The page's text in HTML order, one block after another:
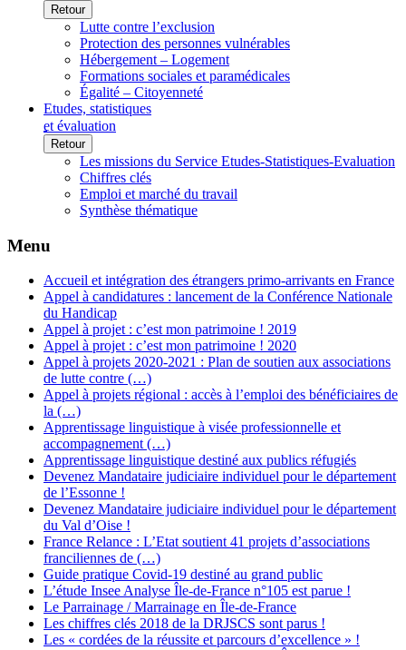
Retour
Lutte contre l’exclusion
Protection des personnes vulnérables
Hébergement – Logement
Formations sociales et paramédicales
Égalité – Citoyenneté
Etudes, statistiques
et évaluation
Retour
Les missions du Service Etudes-Statistiques-Evaluation
Chiffres clés
Emploi et marché du travail
Synthèse thématique
Menu
Accueil et intégration des étrangers primo-arrivants en France
Appel à candidatures : lancement de la Conférence Nationale
du Handicap
Appel à projet : c’est mon patrimoine ! 2019
Appel à projet : c’est mon patrimoine ! 2020
Appel à projets 2020-2021 : Plan de soutien aux associations
de lutte contre (…)
Appel à projets régional : accès à l’emploi des bénéficiaires de
la (…)
Apprentissage linguistique à visée professionnelle et
accompagnement (…)
Apprentissage linguistique destiné aux publics réfugiés
Devenez Mandataire judiciaire individuel pour le département
de l’Essonne !
Devenez Mandataire judiciaire individuel pour le département
du Val d’Oise !
France Relance : L’Etat soutient 41 projets d’associations
franciliennes de (…)
Guide pratique Covid-19 destiné au grand public
L’étude Insee Analyse Île-de-France n°105 est parue !
Le Parrainage / Marrainage en Île-de-France
Les chiffres clés 2018 de la DRJSCS sont parus !
Les « cordées de la réussite et parcours d’excellence » !